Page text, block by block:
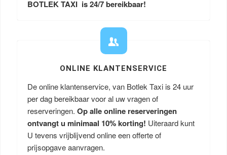
BOTLEK TAXI is 24/7 bereikbaar!
ONLINE KLANTENSERVICE
De online klantenservice, van Botlek Taxi is 24 uur
per dag bereikbaar voor al uw vragen of
reserveringen. Op alle online reserveringen
ontvangt u minimaal 10% korting! Uiteraard kunt
U tevens vrijblijvend online een offerte of
prijsopgave aanvragen.